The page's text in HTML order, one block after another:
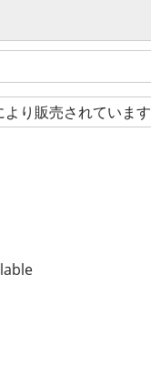
より販売されています